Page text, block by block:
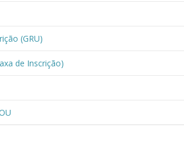
(GRU)
de Inscrição)